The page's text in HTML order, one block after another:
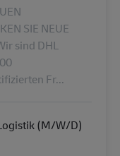
SIE NEUE
sind DHL
Fr...
(M/W/D)